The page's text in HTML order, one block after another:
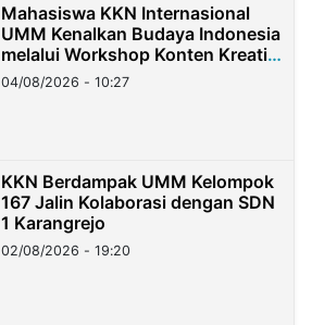
Mahasiswa KKN Internasional
UMM Kenalkan Budaya Indonesia
melalui Workshop Konten Kreatif
di Taiwan
04/08/2026 - 10:27
KKN Berdampak UMM Kelompok
167 Jalin Kolaborasi dengan SDN
1 Karangrejo
02/08/2026 - 19:20